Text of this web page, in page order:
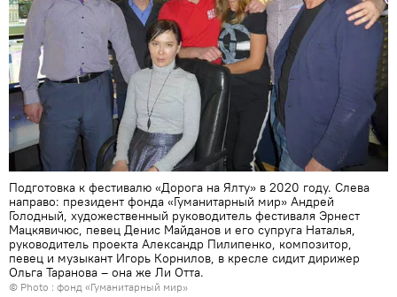
Подготовка к фестивалю «Дорога на Ялту» в 2020 году. Слева
направо: президент фонда «Гуманитарный мир» Андрей
Голодный, художественный руководитель фестиваля Эрнест
Мацкявичюс, певец Денис Майданов и его супруга Наталья,
руководитель проекта Александр Пилипенко, композитор,
певец и музыкант Игорь Корнилов, в кресле сидит дирижер
Ольга Таранова – она же Ли Отта.
© Photo : фонд «Гуманитарный мир»